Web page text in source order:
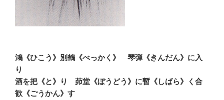
鴻《ひこう》別鶴《べっかく》 琴弾《きんだん》に入
り
酒を把《と》り 茆堂《ぼうどう》に暫《しばら》く合
歓《ごうかん》す